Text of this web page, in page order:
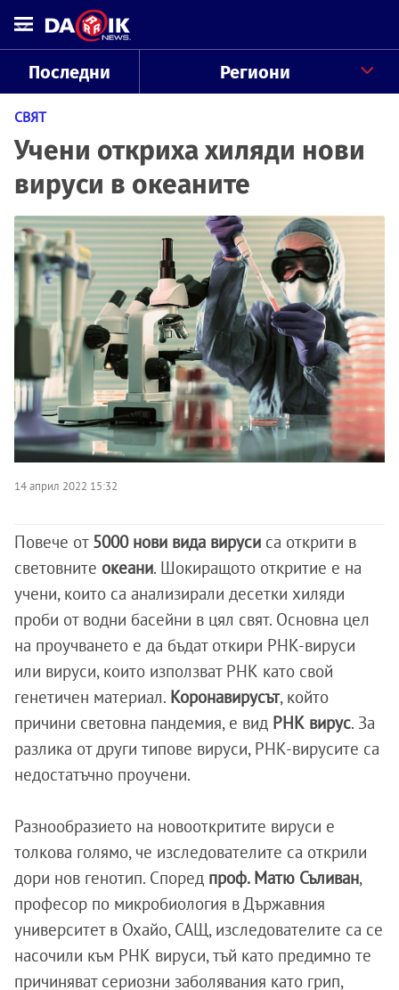
Последни Региони
СВЯТ
Учени откриха хиляди нови
вируси в океаните
14 април 2022 15:32
Повече от 5000 нови вида вируси са открити в
световните океани. Шокиращото откритие е на
учени, които са анализирали десетки хиляди
проби от водни басейни в цял свят. Основна цел
на проучването е да бъдат откири РНК-вируси
или вируси, които използват РНК като свой
генетичен материал. Коронавирусът, който
причини световна пандемия, е вид РНК вирус. За
разлика от други типове вируси, РНК-вирусите са
недостатъчно проучени.
Разнообразието на новооткритите вируси е
толкова голямо, че изследователите са открили
дори нов генотип. Според проф. Матю Съливан,
професор по микробиология в Държавния
университет в Охайо, САЩ, изследователите са се
насочили към РНК вируси, тъй като предимно те
причиняват сериозни заболявания като грип,